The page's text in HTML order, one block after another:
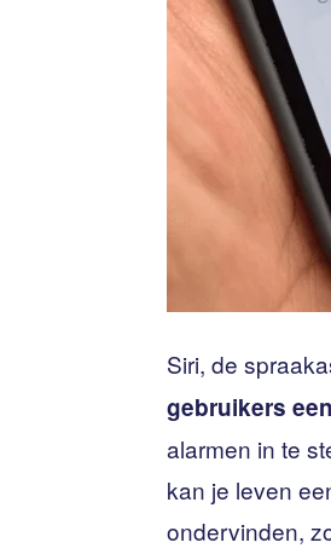
Siri, de
gebruikers
alarmen in te
kan je leven
ondervinden,